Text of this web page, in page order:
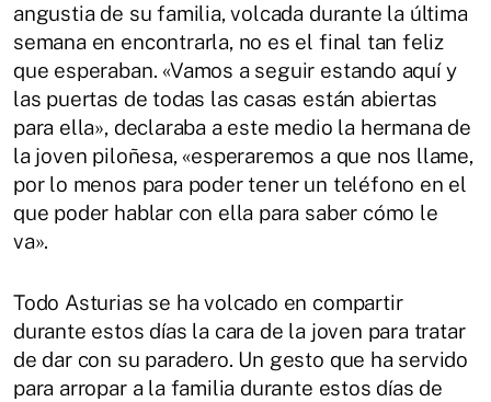
angustia de su familia, volcada durante la última
semana en encontrarla, no es el final tan feliz
que esperaban. «Vamos a seguir estando aquí y
las puertas de todas las casas están abiertas
para ella», declaraba a este medio la hermana de
la joven piloñesa, «esperaremos a que nos llame,
por lo menos para poder tener un teléfono en el
que poder hablar con ella para saber cómo le
va».
Todo Asturias se ha volcado en compartir
durante estos días la cara de la joven para tratar
de dar con su paradero. Un gesto que ha servido
para arropar a la familia durante estos días de